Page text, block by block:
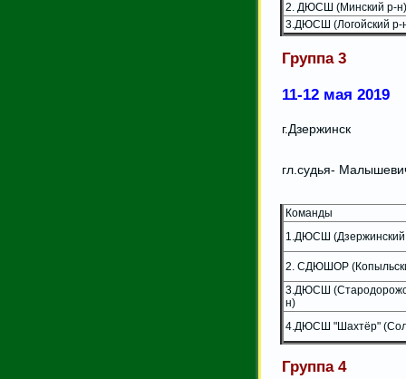
2. ДЮСШ (Минский р-н)
3.ДЮСШ (Логойский р-
Группа 3
11-12 мая 2019
г.Дзержинск
гл.судья-
Команды
1.ДЮСШ (Дзержинский
2. СДЮШОР
3.ДЮСШ
н)
4.ДЮСШ "Шахтёр"
Группа 4